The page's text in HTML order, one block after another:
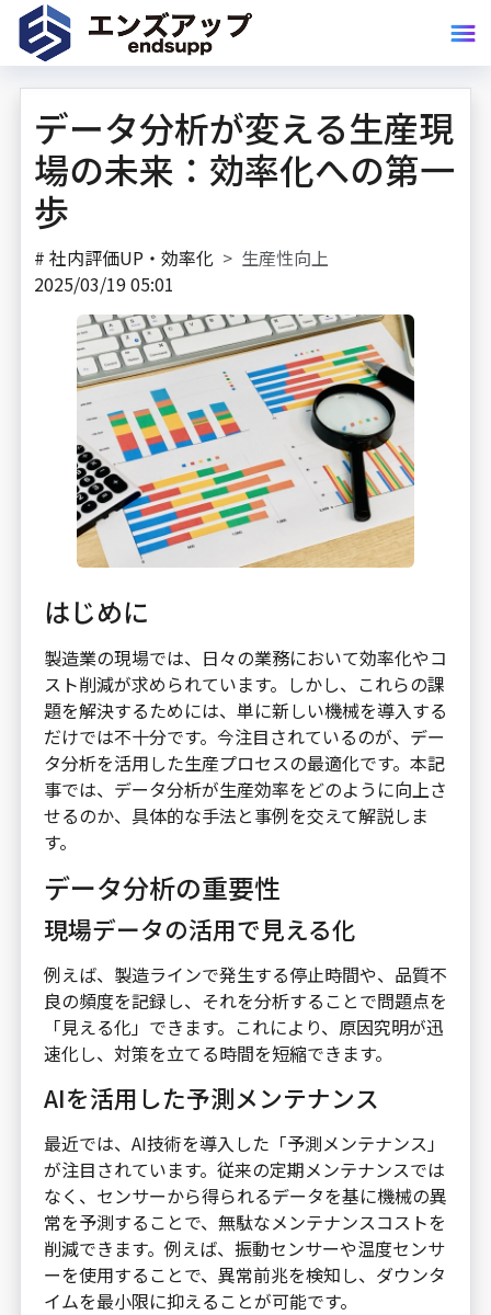
データ分析が変える生産現
場の未来：効率化への第一
歩
#社内評価UP・効率化
生産性向上
2025/03/19 05:01
はじめに
製造業の現場では、日々の業務において効率化やコ
スト削減が求められています。しかし、これらの課
題を解決するためには、単に新しい機械を導入する
だけでは不十分です。今注目されているのが、デー
タ分析を活用した生産プロセスの最適化です。本記
事では、データ分析が生産効率をどのように向上さ
せるのか、具体的な手法と事例を交えて解説しま
す。
データ分析の重要性
現場データの活用で見える化
例えば、製造ラインで発生する停止時間や、品質不
良の頻度を記録し、それを分析することで問題点を
「見える化」できます。これにより、原因究明が迅
速化し、対策を立てる時間を短縮できます。
AIを活用した予測メンテナンス
最近では、AI技術を導入した「予測メンテナンス」
が注目されています。従来の定期メンテナンスでは
なく、センサーから得られるデータを基に機械の異
常を予測することで、無駄なメンテナンスコストを
削減できます。例えば、振動センサーや温度センサ
ーを使用することで、異常前兆を検知し、ダウンタ
イムを最小限に抑えることが可能です。